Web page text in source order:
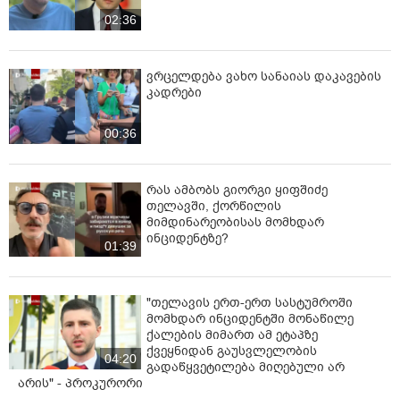
02:36
00:36
ვრცელდება ვახო სანაიას დაკავების
კადრები
01:39
რას ამბობს გიორგი ყიფშიძე
თელავში, ქორწილის
მიმდინარეობისას მომხდარ
ინციდენტზე?
04:20
"თელავის ერთ-ერთ სასტუმროში
მომხდარ ინციდენტში მონაწილე
ქალების მიმართ ამ ეტაპზე
ქვეყნიდან გაუსვლელობის
გადაწყვეტილება მიღებული არ
არის" - პროკურორი